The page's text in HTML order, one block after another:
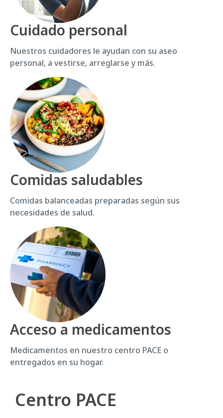
Cuidado personal
Nuestros cuidadores le ayudan con su aseo
personal, a vestirse, arreglarse y más.
Comidas saludables
Comidas balanceadas preparadas según sus
necesidades de salud.
Acceso a medicamentos
Medicamentos en nuestro centro PACE o
entregados en su hogar.
Centro PACE